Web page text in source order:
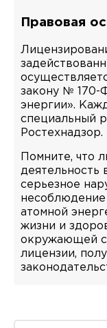
Правовая
закону № 170-
энергии».
специальный
Ростехнадзор.
Помните, что
деятельность
серьезное
несоблюдение
атомной
жизни и
окружающей
лицензии,